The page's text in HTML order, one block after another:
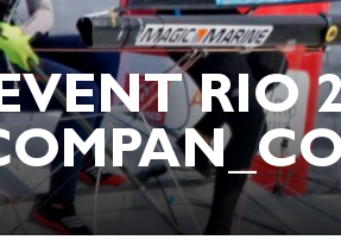
RIO
Long Beach,